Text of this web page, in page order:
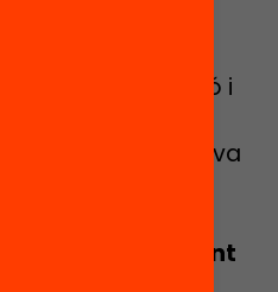
complexa i
altres
contra l’exclusió i
persones i els
educativa
formació docent